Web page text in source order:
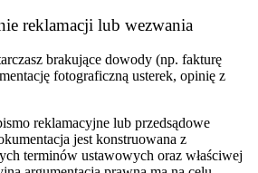
reklamacji lub wezwania
brakujące dowody (np. fakturę
fotograficzną usterek, opinię z
reklamacyjne lub przedsądowe
jest konstruowana z
terminów ustawowych oraz właściwej